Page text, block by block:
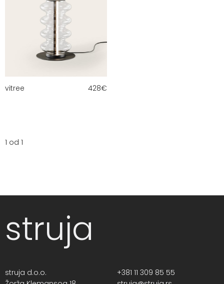
vitree 428€
1 od 1
struja
struja d.o.o.
+381 11 309 85 55